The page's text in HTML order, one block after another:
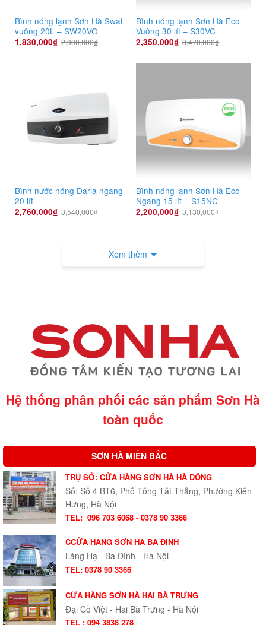
Bình nóng lạnh Sơn Hà Swat
vuông 20L – SW20VO
1,830,000₫ 2,900,000₫
Bình nóng lạnh Sơn Hà Eco
Vuông 30 lít – S30VC
2,350,000₫ 3,470,000₫
Bình nước nóng Daria ngang
20 lít
2,760,000₫ 3,540,000₫
Bình nóng lạnh Sơn Hà Eco
Ngang 15 lít – S15NC
2,200,000₫ 3,130,000₫
Xem thêm
Hệ thống phân phối các sản phẩm Sơn Hà
toàn quốc
SƠN HÀ MIỀN BẮC
TRỤ SỞ: CỬA HÀNG SƠN HÀ HÀ ĐÔNG
Số: Số 4 BT6, Phố Tống Tất Thắng, Phường Kiến
Hưng, Hà Nội
TEL: 096 703 6068 - 0378 90 3366
CCỬA HÀNG SƠN HÀ BA ĐÌNH
Láng Hạ - Ba Đình - Hà Nội
TEL: 0378 90 3366
CỬA HÀNG SƠN HÀ HAI BÀ TRƯNG
Đại Cồ Việt - Hai Bà Trưng - Hà Nội
TEL : 094 3838 278